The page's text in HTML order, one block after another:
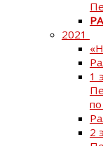
2021
1
2